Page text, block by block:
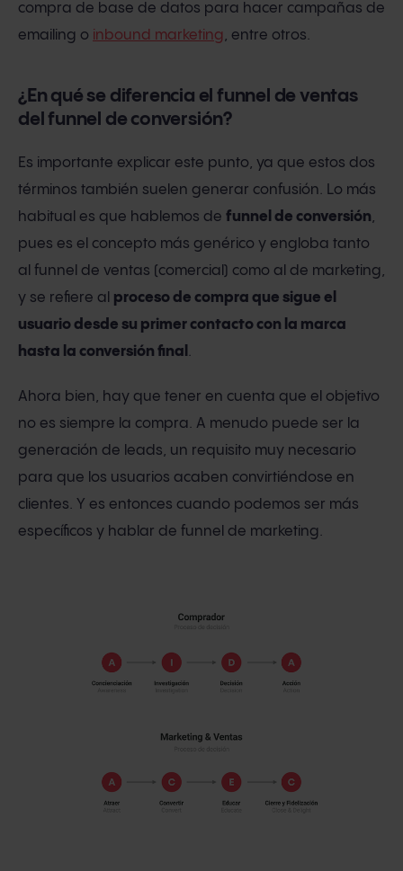
compra de base de datos para hacer campañas de
emailing o inbound marketing , entre otros.
¿En qué se diferencia el funnel de ventas
del funnel de conversión?
Es importante explicar este punto, ya que estos dos
términos también suelen generar confusión. Lo más
habitual es que hablemos de funnel de conversión,
pues es el concepto más genérico y engloba tanto
al funnel de ventas (comercial) como al de marketing,
y se refiere al proceso de compra que sigue el
usuario desde su primer contacto con la marca
hasta la conversión final .
Ahora bien, hay que tener en cuenta que el objetivo
no es siempre la compra. A menudo puede ser la
generación de leads, un requisito muy necesario
para que los usuarios acaben convirtiéndose en
clientes. Y es entonces cuando podemos ser más
específicos y hablar de funnel de marketing.